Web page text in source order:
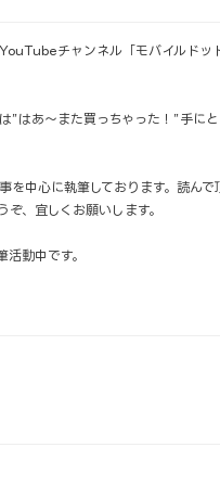
チャンネル「モバイルドッ
”はあ〜また買っちゃった！”手に
中心に執筆しております。読ん
、宜しくお願いします。
動中です。